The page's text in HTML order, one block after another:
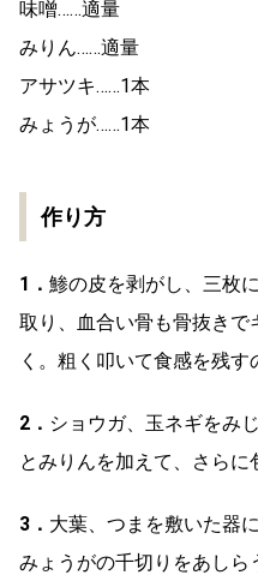
味噌……適量
みりん……適量
アサツキ……1本
みょうが……1本
作り方
1． 鯵の皮を剥がし、三枚
取り、血合い骨も骨抜きで
く。粗く叩いて食感を残す
2． ショウガ、玉ネギをみ
とみりんを加えて、さらに
3． 大葉、つまを敷いた器
みょうがの千切りをあしら